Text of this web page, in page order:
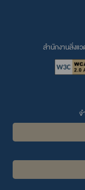
สำนักงานสิ่งแ
จ